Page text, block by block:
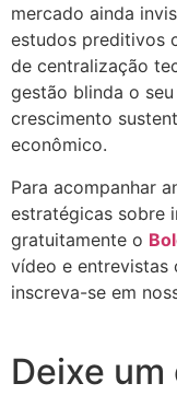
mercado ainda
estudos preditivos
de centralização
gestão blinda o seu
crescimento
econômico.
Para acompanhar
estratégicas sobre
gratuitamente o
vídeo e entrevistas
inscreva-se em
Deixe